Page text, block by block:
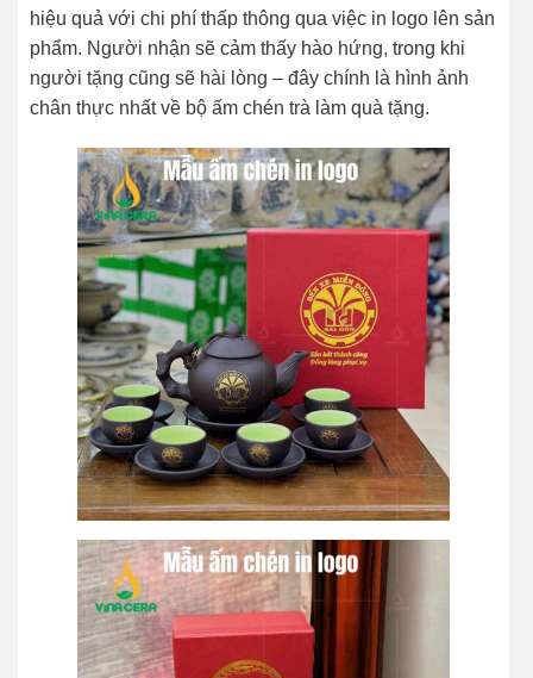
hiệu quả với chi phí thấp thông qua việc in logo lên sản
phẩm. Người nhận sẽ cảm thấy hào hứng, trong khi
người tặng cũng sẽ hài lòng – đây chính là hình ảnh
chân thực nhất về bộ ấm chén trà làm quà tặng.